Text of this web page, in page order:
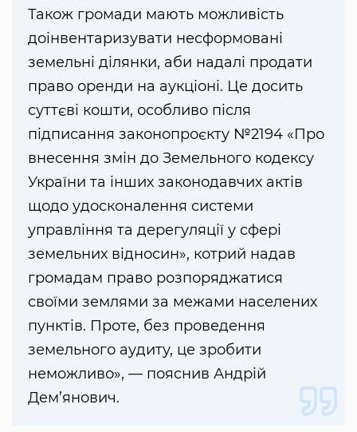
Також громади мають можливість
доінвентаризувати несформовані
земельні ділянки, аби надалі продати
право оренди на аукціоні. Це досить
суттєві кошти, особливо після
підписання законопроєкту №2194 «Про
внесення змін до Земельного кодексу
України та інших законодавчих актів
щодо удосконалення системи
управління та дерегуляції у сфері
земельних відносин», котрий надав
громадам право розпоряджатися
своїми землями за межами населених
пунктів. Проте, без проведення
земельного аудиту, це зробити
неможливо», — пояснив Андрій
Дем’янович.